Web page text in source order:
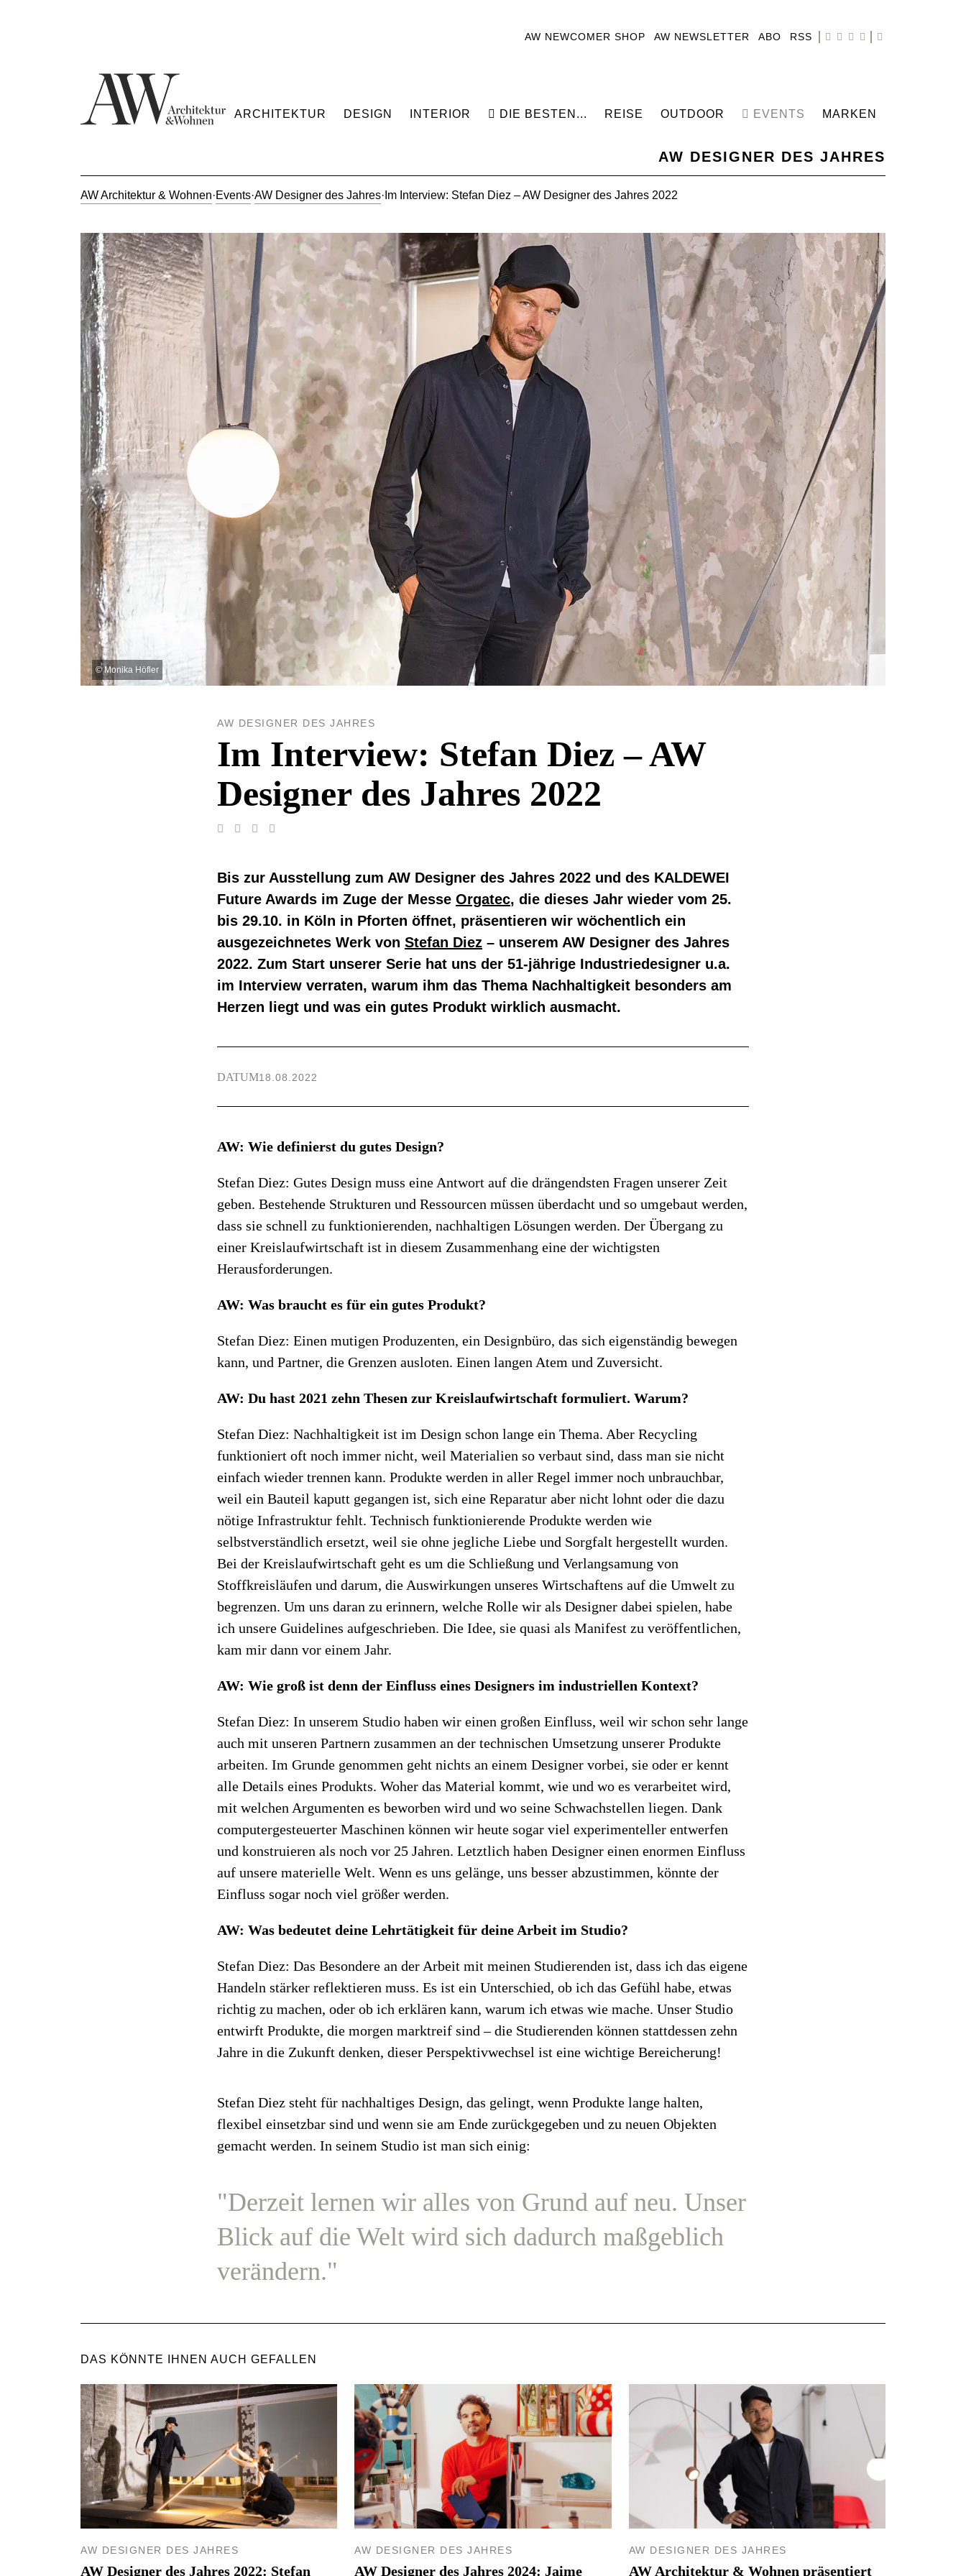
AW NEWCOMER SHOP AW NEWSLETTER ABO RSS
ARCHITEKTUR DESIGN INTERIOR DIE BESTEN... REISE OUTDOOR EVENTS MARKEN
AW DESIGNER DES JAHRES
AW Architektur & Wohnen·Events·AW Designer des Jahres· Im Interview: Stefan Diez – AW Designer des Jahres 2022
© Monika Höfler
AW DESIGNER DES JAHRES
Im Interview: Stefan Diez – AW
Designer des Jahres 2022
Bis zur Ausstellung zum AW Designer des Jahres 2022 und des KALDEWEI
Future Awards im Zuge der Messe Orgatec, die dieses Jahr wieder vom 25.
bis 29.10. in Köln in Pforten öffnet, präsentieren wir wöchentlich ein
ausgezeichnetes Werk von Stefan Diez – unserem AW Designer des Jahres
2022. Zum Start unserer Serie hat uns der 51-jährige Industriedesigner u.a.
im Interview verraten, warum ihm das Thema Nachhaltigkeit besonders am
Herzen liegt und was ein gutes Produkt wirklich ausmacht.
DATUM18.08.2022
AW: Wie definierst du gutes Design?
Stefan Diez: Gutes Design muss eine Antwort auf die drängendsten Fragen unserer Zeit
geben. Bestehende Strukturen und Ressourcen müssen überdacht und so umgebaut werden,
dass sie schnell zu funktionierenden, nachhaltigen Lösungen werden. Der Übergang zu
einer Kreislaufwirtschaft ist in diesem Zusammenhang eine der wichtigsten
Herausforderungen.
AW: Was braucht es für ein gutes Produkt?
Stefan Diez: Einen mutigen Produzenten, ein Designbüro, das sich eigenständig bewegen
kann, und Partner, die Grenzen ausloten. Einen langen Atem und Zuversicht.
AW: Du hast 2021 zehn Thesen zur Kreislaufwirtschaft formuliert. Warum?
Stefan Diez: Nachhaltigkeit ist im Design schon lange ein Thema. Aber Recycling
funktioniert oft noch immer nicht, weil Materialien so verbaut sind, dass man sie nicht
einfach wieder trennen kann. Produkte werden in aller Regel immer noch unbrauchbar,
weil ein Bauteil kaputt gegangen ist, sich eine Reparatur aber nicht lohnt oder die dazu
nötige Infrastruktur fehlt. Technisch funktionierende Produkte werden wie
selbstverständlich ersetzt, weil sie ohne jegliche Liebe und Sorgfalt hergestellt wurden.
Bei der Kreislaufwirtschaft geht es um die Schließung und Verlangsamung von
Stoffkreisläufen und darum, die Auswirkungen unseres Wirtschaftens auf die Umwelt zu
begrenzen. Um uns daran zu erinnern, welche Rolle wir als Designer dabei spielen, habe
ich unsere Guidelines aufgeschrieben. Die Idee, sie quasi als Manifest zu veröffentlichen,
kam mir dann vor einem Jahr.
AW: Wie groß ist denn der Einfluss eines Designers im industriellen Kontext?
Stefan Diez: In unserem Studio haben wir einen großen Einfluss, weil wir schon sehr lange
auch mit unseren Partnern zusammen an der technischen Umsetzung unserer Produkte
arbeiten. Im Grunde genommen geht nichts an einem Designer vorbei, sie oder er kennt
alle Details eines Produkts. Woher das Material kommt, wie und wo es verarbeitet wird,
mit welchen Argumenten es beworben wird und wo seine Schwachstellen liegen. Dank
computergesteuerter Maschinen können wir heute sogar viel experimenteller entwerfen
und konstruieren als noch vor 25 Jahren. Letztlich haben Designer einen enormen Einfluss
auf unsere materielle Welt. Wenn es uns gelänge, uns besser abzustimmen, könnte der
Einfluss sogar noch viel größer werden.
AW: Was bedeutet deine Lehrtätigkeit für deine Arbeit im Studio?
Stefan Diez: Das Besondere an der Arbeit mit meinen Studierenden ist, dass ich das eigene
Handeln stärker reflektieren muss. Es ist ein Unterschied, ob ich das Gefühl habe, etwas
richtig zu machen, oder ob ich erklären kann, warum ich etwas wie mache. Unser Studio
entwirft Produkte, die morgen marktreif sind – die Studierenden können stattdessen zehn
Jahre in die Zukunft denken, dieser Perspektivwechsel ist eine wichtige Bereicherung!
Stefan Diez steht für nachhaltiges Design, das gelingt, wenn Produkte lange halten,
flexibel einsetzbar sind und wenn sie am Ende zurückgegeben und zu neuen Objekten
gemacht werden. In seinem Studio ist man sich einig:
"Derzeit lernen wir alles von Grund auf neu. Unser
Blick auf die Welt wird sich dadurch maßgeblich
verändern."
DAS KÖNNTE IHNEN AUCH GEFALLEN
AW DESIGNER DES JAHRES
AW Designer des Jahres 2022: Stefan
AW DESIGNER DES JAHRES
AW Designer des Jahres 2024: Jaime
AW DESIGNER DES JAHRES
AW Architektur & Wohnen präsentiert